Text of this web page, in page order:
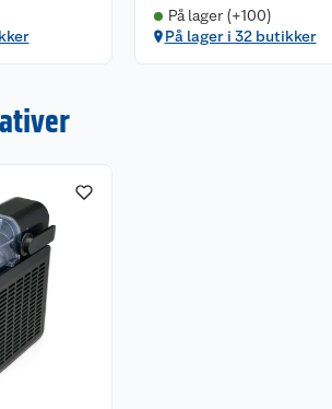
funksjon og stil
du faktisk vil vise frem
digitale betjeningen gjør det enkelt
sørger for sølefri servering.
På lager (+100)
På lager i 32 butikker